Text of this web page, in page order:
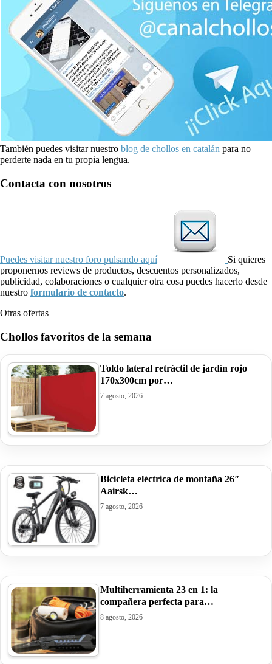
También puedes visitar nuestro blog de chollos en catalán para no
perderte nada en tu propia lengua.
Contacta con nosotros
Puedes visitar nuestro foro pulsando aquí
Si quieres
proponernos reviews de productos, descuentos personalizados,
publicidad, colaboraciones o cualquier otra cosa puedes hacerlo desde
nuestro formulario de contacto.
Otras ofertas
Chollos favoritos de la semana
Toldo lateral retráctil de jardín rojo
170x300cm por…
7 agosto, 2026
Bicicleta eléctrica de montaña 26″
Aairsk…
7 agosto, 2026
Multiherramienta 23 en 1: la
compañera perfecta para…
8 agosto, 2026